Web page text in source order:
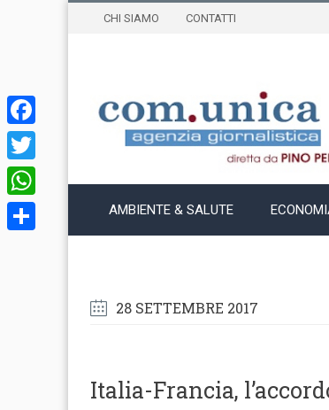
CHI SIAMO CONTATTI
AMBIENTE & SALUTE
28 SETTEMBRE 2017
Italia-Francia,
Facebook
Twitter
WhatsApp